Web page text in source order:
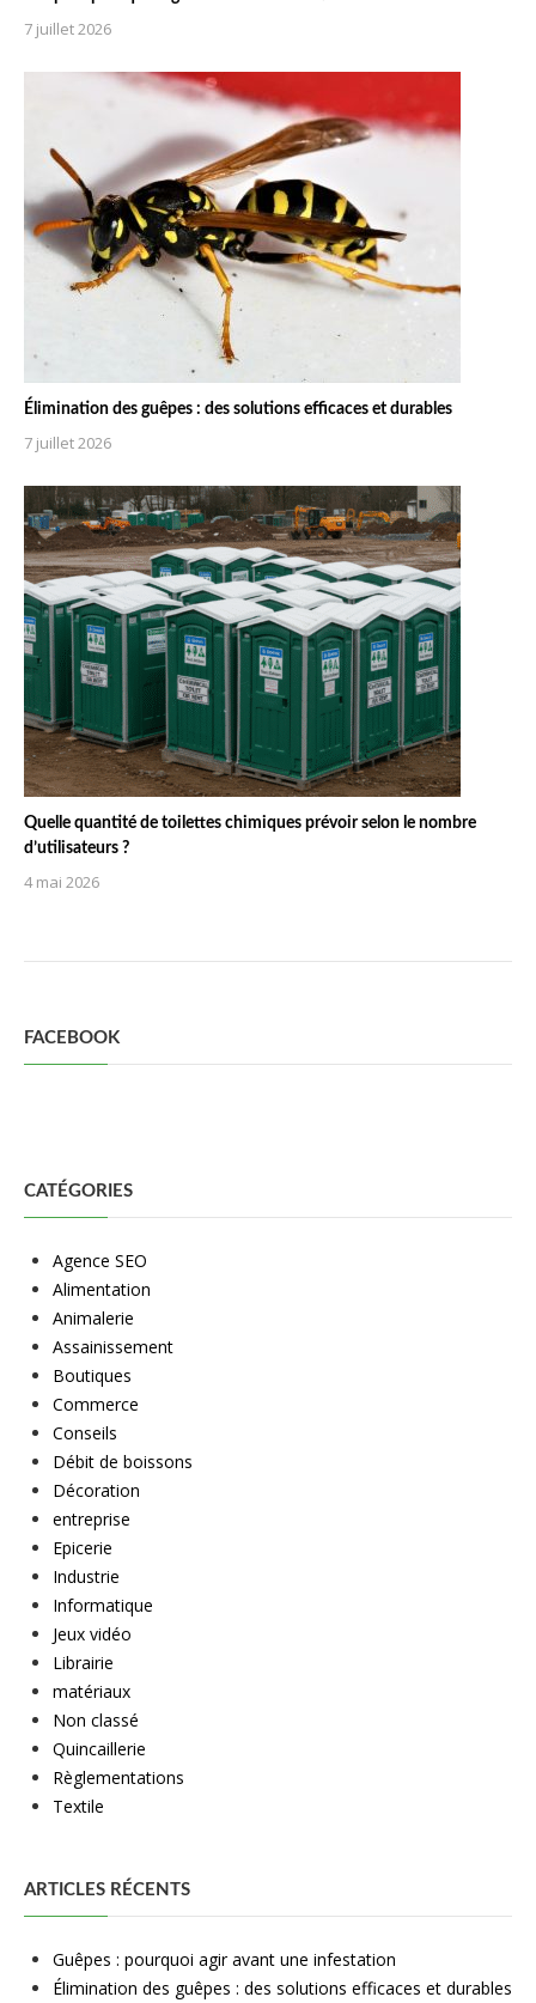
7 juillet 2026
Élimination des guêpes : des solutions efficaces et durables
7 juillet 2026
Quelle quantité de toilettes chimiques prévoir selon le nombre
d’utilisateurs ?
4 mai 2026
FACEBOOK
CATÉGORIES
Agence SEO
Alimentation
Animalerie
Assainissement
Boutiques
Commerce
Conseils
Débit de boissons
Décoration
entreprise
Epicerie
Industrie
Informatique
Jeux vidéo
Librairie
matériaux
Non classé
Quincaillerie
Règlementations
Textile
ARTICLES RÉCENTS
Guêpes : pourquoi agir avant une infestation
Élimination des guêpes : des solutions efficaces et durables